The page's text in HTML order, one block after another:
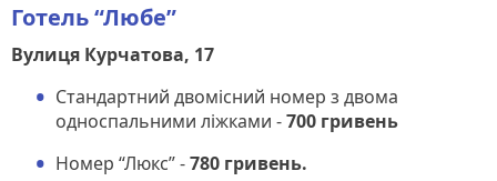
Готель “Любе”
Вулиця Курчатова, 17
Стандартний двомісний номер з двома
односпальними ліжками -700 гривень
Номер “Люкс” -780 гривень.